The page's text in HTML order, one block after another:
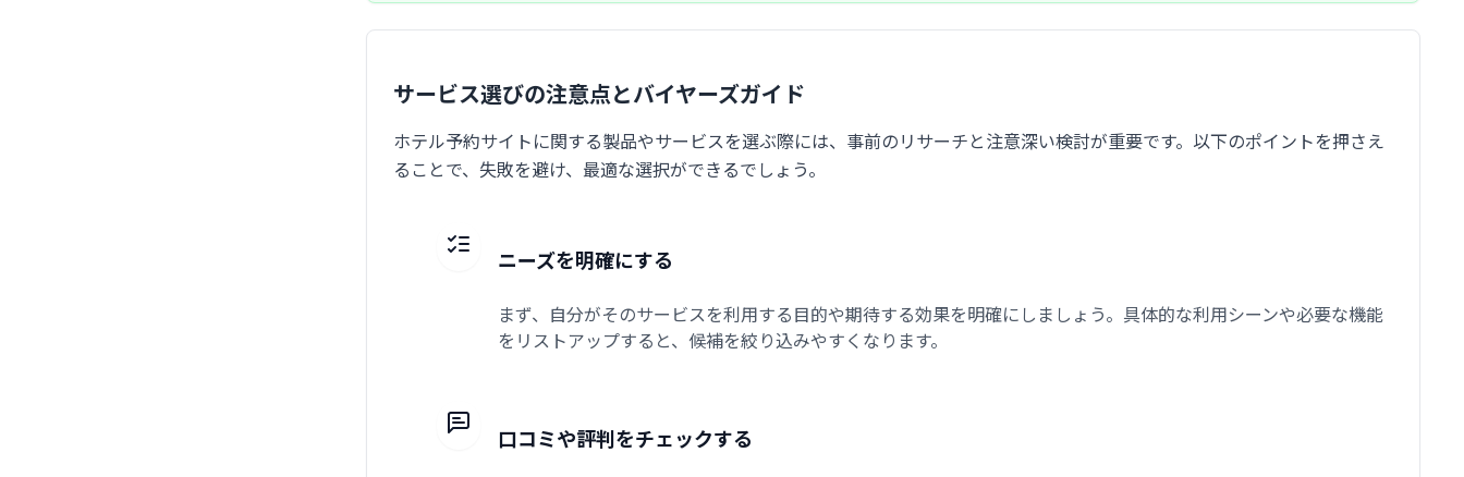
サービス選びの注意点とバイヤーズガイド
ホテル予約サイトに関する製品やサービスを選ぶ際には、事前のリサーチと注意深い検討が重要です。以下のポイントを押さえ
ることで、失敗を避け、最適な選択ができるでしょう。
ニーズを明確にする
まず、自分がそのサービスを利用する目的や期待する効果を明確にしましょう。具体的な利用シーンや必要な機能
をリストアップすると、候補を絞り込みやすくなります。
口コミや評判をチェックする